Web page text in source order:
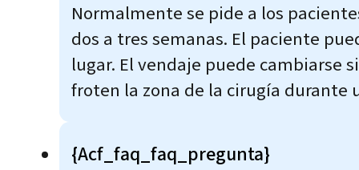
Normalmente se pide a los
dos a tres semanas. El paciente
lugar. El vendaje puede cambiarse
froten la zona de la cirugía durante
{acf_faq_faq_pregunta}